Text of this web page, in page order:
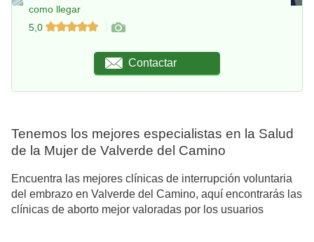
como llegar
5,0
Contactar
Tenemos los mejores especialistas en la Salud
de la Mujer de Valverde del Camino
Encuentra las mejores clínicas de interrupción voluntaria
del embrazo en Valverde del Camino, aquí encontrarás las
clínicas de aborto mejor valoradas por los usuarios